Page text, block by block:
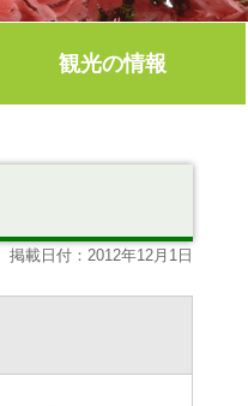
観光の情報
掲載日付：2012年12月1日